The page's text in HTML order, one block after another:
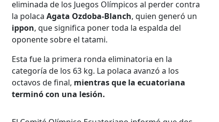
eliminada de los Juegos Olímpicos al perder contra
la polacaAgata Ozdoba-Blanch, quien generó un
ippon, que significa poner toda la espalda del
oponente sobre el tatami.
Esta fue la primera ronda eliminatoria en la
categoría de los 63 kg. La polaca avanzó a los
octavos de final, mientras que la ecuatoriana
terminó con una lesión.